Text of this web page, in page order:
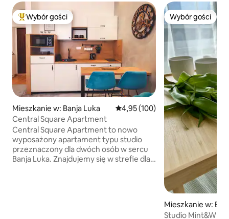
Najpopularniejsze z kategorii Wybór gości
Wybór gości
Mieszkanie w: Banja Luka Średnia ocena: 4,95 na 5, liczba
4,95 (100)
Central Square Apartment
Central Square Apartment to nowo
wyposażony apartament typu studio
przeznaczony dla dwóch osób w sercu
Banja Luka. Znajdujemy się w strefie dla
Wybór gości
Wybór gości
Mieszkanie w:
Studio